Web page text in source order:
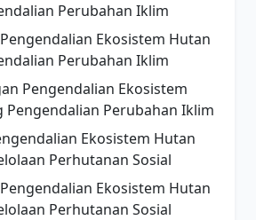
Perubahan Iklim
Ekosistem Hutan
Perubahan Iklim
Pengendalian Ekosistem
Pengendalian Perubahan Iklim
Ekosistem Hutan
Perhutanan Sosial
Ekosistem Hutan
Perhutanan Sosial